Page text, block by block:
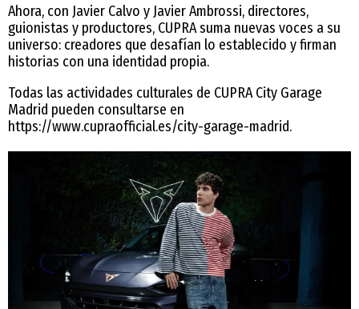
Ahora, con Javier Calvo y Javier Ambrossi, directores,
guionistas y productores, CUPRA suma nuevas voces a su
universo: creadores que desafían lo establecido y firman
historias con una identidad propia.
Todas las actividades culturales de CUPRA City Garage
Madrid pueden consultarse en
https://www.cupraofficial.es/city-garage-madrid.